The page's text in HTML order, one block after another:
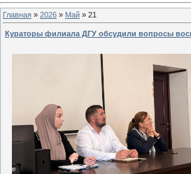
Главная » 2026 » Май » 21
Кураторы филиала ДГУ обсудили вопросы